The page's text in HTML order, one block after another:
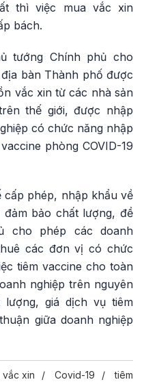
thì việc mua vắc xin
bách.
tướng Chính phủ cho
bàn Thành phố được
vắc xin từ các nhà sản
thế giới, được nhập
có chức năng nhập
phòng COVID-19
cấp phép, nhập khẩu về
bảo chất lượng, đề
cho phép các doanh
các đơn vị có chức
tiêm vaccine cho toàn
nghiệp trên nguyên
giá dịch vụ tiêm
giữa doanh nghiệp
vắc xin Covid-19
tiêm